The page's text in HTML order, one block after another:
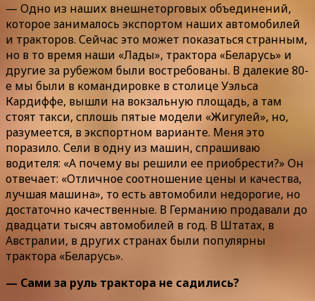
— Одно из наших внешнеторговых объединений,
которое занималось экспортом наших автомобилей
и тракторов. Сейчас это может показаться странным,
но в то время наши «Лады», трактора «Беларусь» и
другие за рубежом были востребованы. В далекие 80-
е мы были в командировке в столице Уэльса
Кардиффе, вышли на вокзальную площадь, а там
стоят такси, сплошь пятые модели «Жигулей», но,
разумеется, в экспортном варианте. Меня это
поразило. Сели в одну из машин, спрашиваю
водителя: «А почему вы решили ее приобрести?» Он
отвечает: «Отличное соотношение цены и качества,
лучшая машина», то есть автомобили недорогие, но
достаточно качественные. В Германию продавали до
двадцати тысяч автомобилей в год. В Штатах, в
Австралии, в других странах были популярны
трактора «Беларусь».
— Сами за руль трактора не садились?